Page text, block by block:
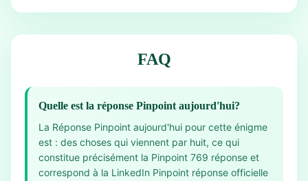
FAQ
Quelle est la réponse Pinpoint aujourd'hui?
La Réponse Pinpoint aujourd'hui pour cette énigme
est : des choses qui viennent par huit, ce qui
constitue précisément la Pinpoint 769 réponse et
correspond à la LinkedIn Pinpoint réponse officielle